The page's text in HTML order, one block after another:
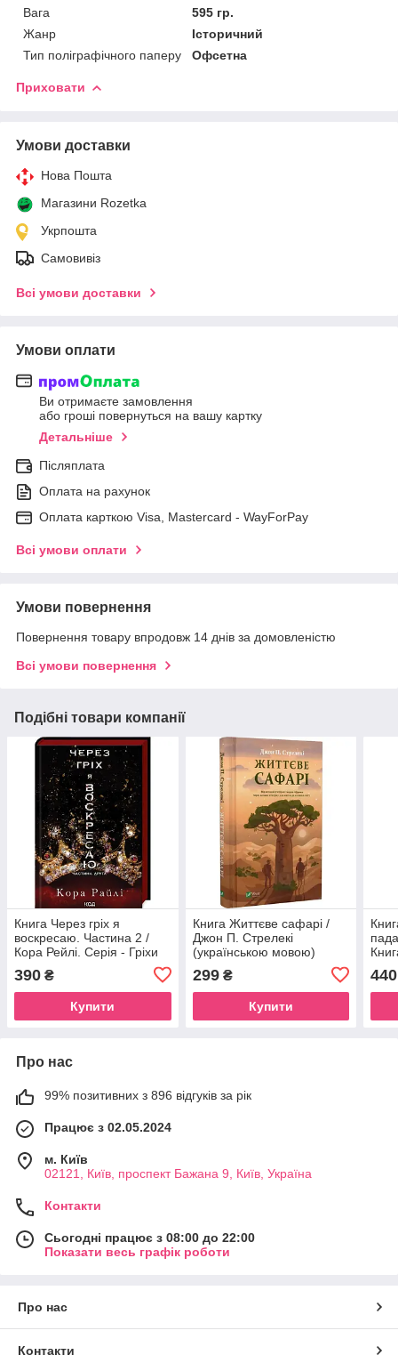
Вага
595 гр.
Жанр
Історичний
Тип поліграфічного паперу
Офсетна
Приховати
Умови доставки
Нова Пошта
Магазини Rozetka
Укрпошта
Самовивіз
Всі умови доставки
Умови оплати
Ви отримаєте замовлення
або гроші повернуться на вашу картку
Детальніше
Післяплата
Оплата на рахунок
Оплата карткою Visa, Mastercard - WayForPay
Всі умови оплати
Умови повернення
Повернення товару впродовж 14 днів за домовленістю
Всі умови повернення
Подібні товари компанії
Книга Через гріх я
воскресаю. Частина 2 /
Кора Рейлі. Серія - Гріхи
390 ₴
Купити
Книга Життєве сафарі /
Джон П. Стрелекі
(українською мовою)
299₴
Купити
440
Про нас
99% позитивних з 896 відгуків за рік
Працює з 02.05.2024
м. Київ
02121, Київ, проспект Бажана 9, Київ, Україна
Контакти
Сьогодні працює з 08:00 до 22:00
Показати весь графік роботи
Про нас
Контакти